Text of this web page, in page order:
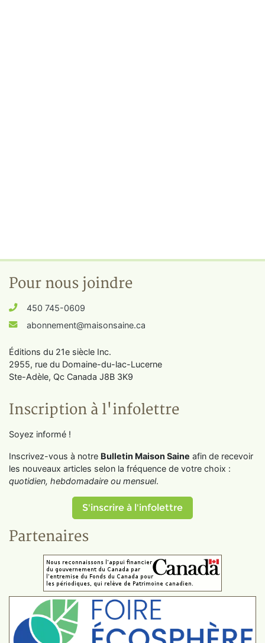
Pour nous joindre
450 745-0609
abonnement@maisonsaine.ca
Éditions du 21e siècle Inc.
2955, rue du Domaine-du-lac-Lucerne
Ste-Adèle, Qc Canada J8B 3K9
Inscription à l'infolettre
Soyez informé !
Inscrivez-vous à notre Bulletin Maison Saine afin de recevoir
les nouveaux articles selon la fréquence de votre choix :
quotidien, hebdomadaire ou mensuel.
S'inscrire à l'infolettre
Partenaires